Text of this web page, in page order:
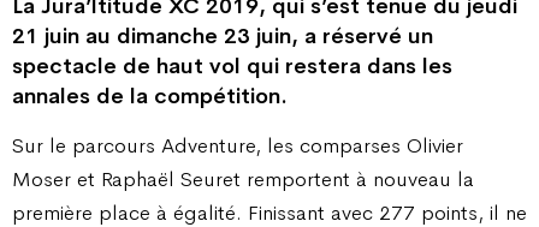
La Jura’ltitude XC 2019, qui s’est tenue du jeudi
21 juin au dimanche 23 juin, a réservé un
spectacle de haut vol qui restera dans les
annales de la compétition.
Sur le parcours Adventure, les comparses Olivier
Moser et Raphaël Seuret remportent à nouveau la
première place à égalité. Finissant avec 277 points, il ne